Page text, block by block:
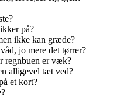
på?
ikke kan græde?
jo mere det tørrer?
regnbuen er væk?
alligevel tæt ved?
et kort?